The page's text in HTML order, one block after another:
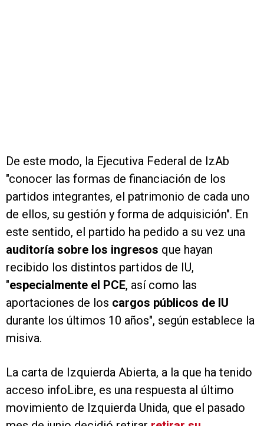
De este modo, la Ejecutiva Federal de IzAb
"conocer las formas de financiación de los
partidos integrantes, el patrimonio de cada uno
de ellos, su gestión y forma de adquisición". En
este sentido, el partido ha pedido a su vez una
auditoría sobre los ingresos que hayan
recibido los distintos partidos de IU,
"especialmente el PCE, así como las
aportaciones de los cargos públicos de IU
durante los últimos 10 años", según establece la
misiva.
La carta de Izquierda Abierta, a la que ha tenido
acceso infoLibre, es una respuesta al último
movimiento de Izquierda Unida, que el pasado